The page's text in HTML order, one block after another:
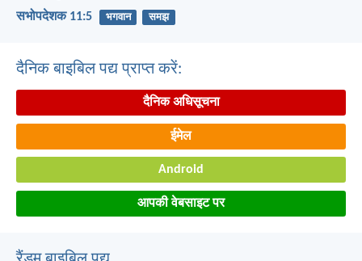
सभोपदेशक 11:5 भगवान समझ
दैनिक बाइबिल पद्य प्राप्त करें:
दैनिक अधिसूचना
ईमेल
Android
आपकी वेबसाइट पर